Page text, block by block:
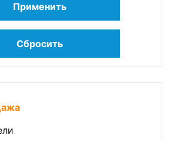
Применить
Сбросить